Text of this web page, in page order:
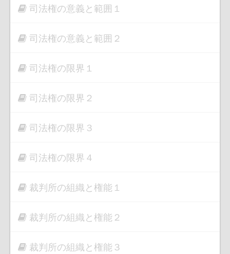
司法権の意義と範囲１
司法権の意義と範囲２
司法権の限界１
司法権の限界２
司法権の限界３
司法権の限界４
裁判所の組織と権能１
裁判所の組織と権能２
裁判所の組織と権能３